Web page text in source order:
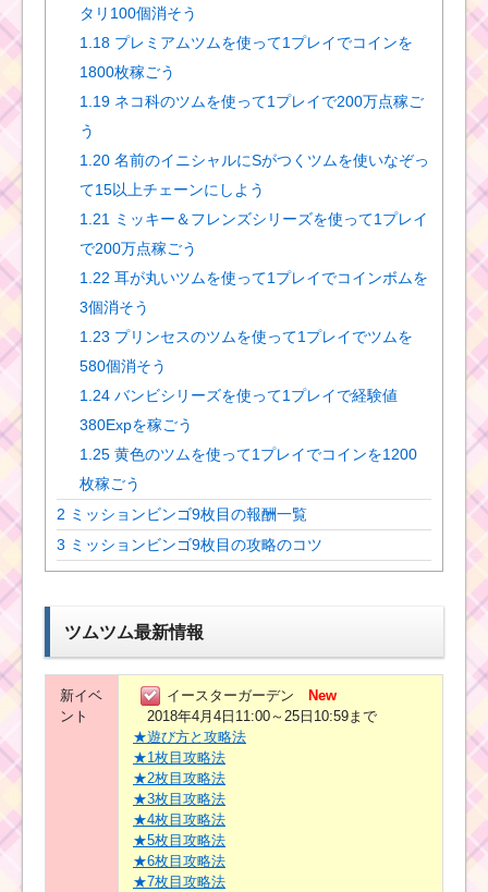
タリ100個消そう
1.18 プレミアムツムを使って1プレイでコインを
1800枚稼ごう
1.19 ネコ科のツムを使って1プレイで200万点稼ご
う
1.20 名前のイニシャルにSがつくツムを使いなぞっ
て15以上チェーンにしよう
1.21
ミッキー＆フレンズシリーズを使って1プレイ
で200万点稼ごう
1.22 耳が丸いツムを使って1プレイでコインボムを
3個消そう
1.23 プリンセスのツムを使って1プレイでツムを
580個消そう
1.24 バンビシリーズを使って1プレイで経験値
380Expを稼ごう
1.25 黄色のツムを使って1プレイでコインを1200
枚稼ごう
2 ミッションビンゴ9枚目の報酬一覧
3 ミッションビンゴ9枚目の攻略のコツ
ツムツム最新情報
新イベ
ント
イースターガーデン New
2018年4月4日11:00～25日10:59まで
★遊び方と攻略法
★1枚目攻略法
★2枚目攻略法
★3枚目攻略法
★4枚目攻略法
★5枚目攻略法
★6枚目攻略法
★7枚目攻略法